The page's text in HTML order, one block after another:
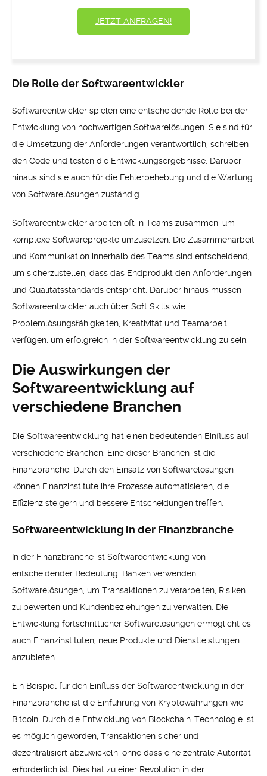
JETZT ANFRAGEN!
Die Rolle der Softwareentwickler
Softwareentwickler spielen eine entscheidende Rolle bei der
Entwicklung von hochwertigen Softwarelösungen. Sie sind für
die Umsetzung der Anforderungen verantwortlich, schreiben
den Code und testen die Entwicklungsergebnisse. Darüber
hinaus sind sie auch für die Fehlerbehebung und die Wartung
von Softwarelösungen zuständig.
Softwareentwickler arbeiten oft in Teams zusammen, um
komplexe Softwareprojekte umzusetzen. Die Zusammenarbeit
und Kommunikation innerhalb des Teams sind entscheidend,
um sicherzustellen, dass das Endprodukt den Anforderungen
und Qualitätsstandards entspricht. Darüber hinaus müssen
Softwareentwickler auch über Soft Skills wie
Problemlösungsfähigkeiten, Kreativität und Teamarbeit
verfügen, um erfolgreich in der Softwareentwicklung zu sein.
Die Auswirkungen der
Softwareentwicklung auf
verschiedene Branchen
Die Softwareentwicklung hat einen bedeutenden Einfluss auf
verschiedene Branchen. Eine dieser Branchen ist die
Finanzbranche. Durch den Einsatz von Softwarelösungen
können Finanzinstitute ihre Prozesse automatisieren, die
Effizienz steigern und bessere Entscheidungen treffen.
Softwareentwicklung in der Finanzbranche
In der Finanzbranche ist Softwareentwicklung von
entscheidender Bedeutung. Banken verwenden
Softwarelösungen, um Transaktionen zu verarbeiten, Risiken
zu bewerten und Kundenbeziehungen zu verwalten. Die
Entwicklung fortschrittlicher Softwarelösungen ermöglicht es
auch Finanzinstituten, neue Produkte und Dienstleistungen
anzubieten.
Ein Beispiel für den Einfluss der Softwareentwicklung in der
Finanzbranche ist die Einführung von Kryptowährungen wie
Bitcoin. Durch die Entwicklung von Blockchain-Technologie ist
es möglich geworden, Transaktionen sicher und
dezentralisiert abzuwickeln, ohne dass eine zentrale Autorität
erforderlich ist. Dies hat zu einer Revolution in der